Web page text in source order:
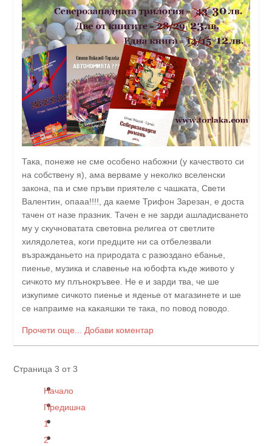
Така, понеже не сме особено набожни (у качеството си
на собствену я), ама верваме у неколко вселенски
закона, па и сме пръви приятеле с чашката, Свети
Валентин, опааа!!!!, да каеме Трифон Зарезан, е доста
тачен от назе празник. Тачен е не зарди ашладисването
му у скучноватата световна религеа от светлите
хилядолетеа, коги предците ни са отбелезвали
възражданьето на природата с разюздано ебанье,
пиенье, музика и славенье на юбофта къде живото у
сичкото му плънокръвее. Не е и зарди тва, че ше
изкупиме сичкото пиенье и яденье от магазинете и ше
се напраиме на какаяшки те така, по повод поводо.
Прочети още... Добави коментар
Страница 3 от 3
Начало
Предишна
1
2